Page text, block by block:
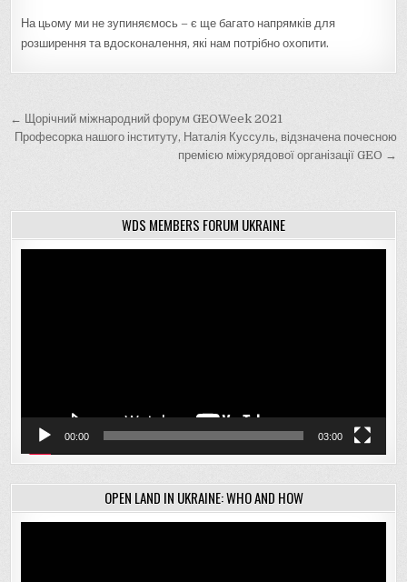
На цьому ми не зупиняємось – є ще багато напрямків для
розширення та вдосконалення, які нам потрібно охопити.
Навігація
записів
← Щорічний міжнародний форум GEOWeek 2021
Професорка нашого інституту, Наталія Куссуль, відзначена почесною
премією міжурядової організації GEO →
WDS MEMBERS FORUM UKRAINE
00:00 03:00
OPEN LAND IN UKRAINE: WHO AND HOW